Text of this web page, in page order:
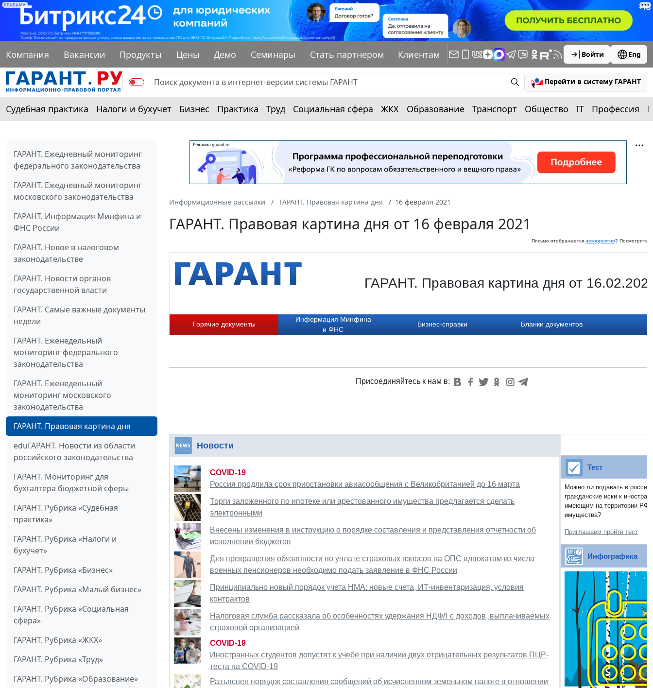
РЕКЛАМА
Компания Вакансии Продукты Цены Демо Семинары Стать партнером Клиентам Войти Eng
Перейти в систему ГАРАНТ
Судебная практика Налоги и бухучет Бизнес Практика Труд Социальная сфера ЖКХ Образование Транспорт Общество IT Профессия
ГАРАНТ. Ежедневный мониторинг
федерального законодательства
ГАРАНТ. Ежедневный мониторинг
московского законодательства
ГАРАНТ. Информация Минфина и
ФНС России
ГАРАНТ. Новое в налоговом
законодательстве
ГАРАНТ. Новости органов
государственной власти
ГАРАНТ. Самые важные документы
недели
ГАРАНТ. Еженедельный
мониторинг федерального
законодательства
ГАРАНТ. Еженедельный
мониторинг московского
законодательства
ГАРАНТ. Правовая картина дня
eduГАРАНТ. Новости из области
российского законодательства
ГАРАНТ. Мониторинг для
бухгалтера бюджетной сферы
ГАРАНТ. Рубрика «Судебная
практика»
ГАРАНТ. Рубрика «Налоги и
бухучет»
ГАРАНТ. Рубрика «Бизнес»
ГАРАНТ. Рубрика «Малый бизнес»
ГАРАНТ. Рубрика «Социальная
сфера»
ГАРАНТ. Рубрика «ЖКХ»
ГАРАНТ. Рубрика «Труд»
ГАРАНТ. Рубрика «Образование»
Информационные рассылки ГАРАНТ. Правовая картина дня 16 февраля 2021
ГАРАНТ. Правовая картина дня от 16 февраля 2021
Письмо отображается некорректно? Посмотрите
ГАРАНТ. Правовая картина дня от
Горячие документы
Информация Минфина
и ФНС
Бизнес-справки Бланки документов
Присоединяйтесь к нам в:
Новости
COVID-19
Россия продлила срок приостановки авиасообщения с Великобританией до 16 марта
Торги заложенного по ипотеке или арестованного имущества предлагается сделать
электронными
Внесены изменения в инструкцию о порядке составления и представления отчетности об
исполнении бюджетов
Для прекращения обязанности по уплате страховых взносов на ОПС адвокатам из числа
военных пенсионеров необходимо подать заявление в ФНС России
Принципиально новый порядок учета НМА: новые счета, ИТ-инвентаризация, условия
контрактов
Налоговая служба рассказала об особенностях удержания НДФЛ с доходов, выплачиваемых
страховой организацией
COVID-19
Иностранных студентов допустят к учебе при наличии двух отрицательных результатов ПЦР-
теста на COVID-19
Разъяснен порядок составления сообщений об исчисленном земельном налоге в отношении
Тест
Можно ли подавать в
гражданские иски к
имеющим на территории РФ
имущества?
Приглашаем пройти тест
Инфографика